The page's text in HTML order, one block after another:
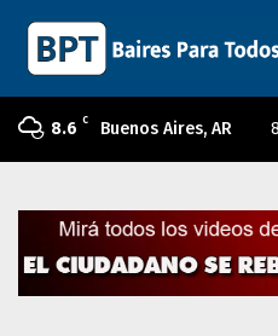
8.6 C Buenos Aires, AR